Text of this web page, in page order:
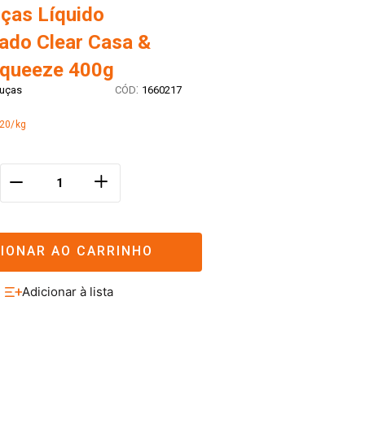
Líquido
Clear Casa &
400g
: 1660217
kg
＋
AO CARRINHO